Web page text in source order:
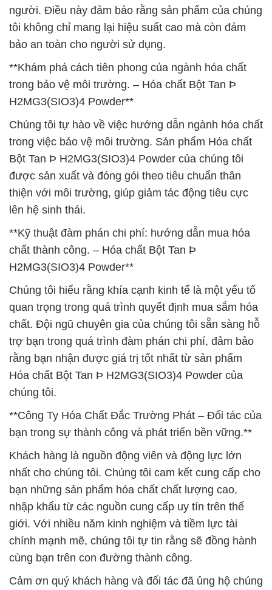
người. Điều này đảm bảo rằng sản phẩm của chúng
tôi không chỉ mang lại hiệu suất cao mà còn đảm
bảo an toàn cho người sử dụng.
**Khám phá cách tiên phong của ngành hóa chất
trong bảo vệ môi trường. – Hóa chất Bột Tan Þ
H2MG3(SIO3)4 Powder**
Chúng tôi tự hào về việc hướng dẫn ngành hóa chất
trong việc bảo vệ môi trường. Sản phẩm Hóa chất
Bột Tan Þ H2MG3(SIO3)4 Powder của chúng tôi
được sản xuất và đóng gói theo tiêu chuẩn thân
thiện với môi trường, giúp giảm tác động tiêu cực
lên hệ sinh thái.
**Kỹ thuật đàm phán chi phí: hướng dẫn mua hóa
chất thành công. – Hóa chất Bột Tan Þ
H2MG3(SIO3)4 Powder**
Chúng tôi hiểu rằng khía cạnh kinh tế là một yếu tố
quan trọng trong quá trình quyết định mua sắm hóa
chất. Đội ngũ chuyên gia của chúng tôi sẵn sàng hỗ
trợ bạn trong quá trình đàm phán chi phí, đảm bảo
rằng bạn nhận được giá trị tốt nhất từ sản phẩm
Hóa chất Bột Tan Þ H2MG3(SIO3)4 Powder của
chúng tôi.
**Công Ty Hóa Chất Đắc Trường Phát – Đối tác của
bạn trong sự thành công và phát triển bền vững.**
Khách hàng là nguồn động viên và động lực lớn
nhất cho chúng tôi. Chúng tôi cam kết cung cấp cho
bạn những sản phẩm hóa chất chất lượng cao,
nhập khẩu từ các nguồn cung cấp uy tín trên thế
giới. Với nhiều năm kinh nghiệm và tiềm lực tài
chính mạnh mẽ, chúng tôi tự tin rằng sẽ đồng hành
cùng bạn trên con đường thành công.
Cảm ơn quý khách hàng và đối tác đã ủng hộ chúng